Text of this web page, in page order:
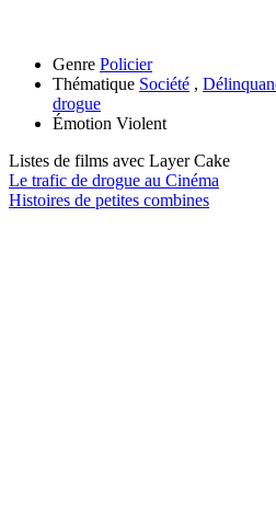
Genre Policier
Thématique Société ,
drogue
Émotion Violent
Listes de films avec Layer Cake
Le trafic de drogue au Cinéma
Histoires de petites combines